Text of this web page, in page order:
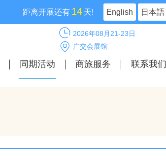
English 日本語
距离开展还有 14 天!
同期活动 商旅服务 联系我们
2026年08月21-23日
广交会展馆